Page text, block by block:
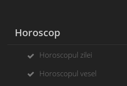
Horoscop
Horoscopul zilei
Horoscopul vesel